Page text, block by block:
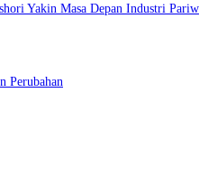
Yakin Masa Depan Industri
Perubahan